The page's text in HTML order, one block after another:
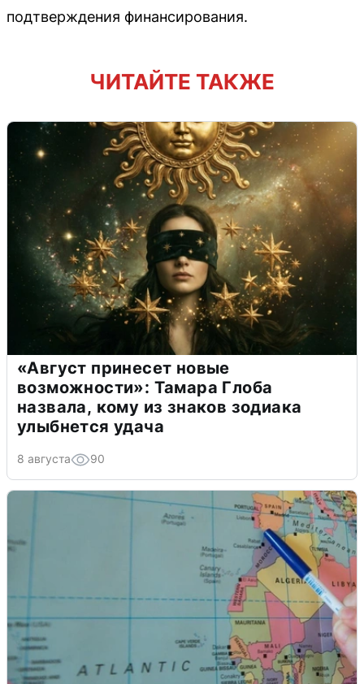
подтверждения финансирования.
ЧИТАЙТЕ ТАКЖЕ
«Август принесет новые
возможности»: Тамара Глоба
назвала, кому из знаков зодиака
улыбнется удача
8 августа 90